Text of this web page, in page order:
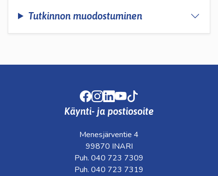
Tutkinnon muodostuminen
Facebook
Instagram
LinkedIn
Youtube
Käynti- ja postiosoite
Menesjärventie 4
99870 INARI
Puh. 040 723 7309
Puh. 040 723 7319